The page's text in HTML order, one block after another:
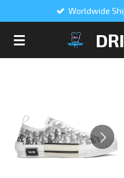
Worldwide